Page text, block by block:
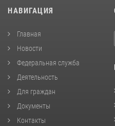
НАВИГАЦИЯ
Главная
Новости
Федеральная служба
Деятельность
Для граждан
Документы
Контакты